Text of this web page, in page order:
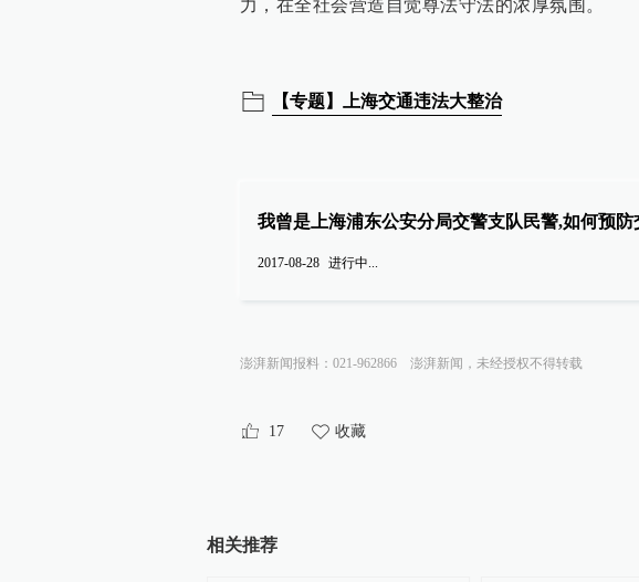
力，在全社会营造自觉尊法守法的浓厚氛围。
【专题】上海交通违法大整治
我曾是上海浦东公安分局交警支队民警,如何预防
2017-08-28 进行中...
澎湃新闻报料：021-962866 澎湃新闻，未经授权不得转载
17 收藏
相关推荐